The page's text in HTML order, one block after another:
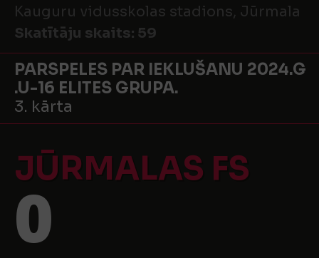
Kauguru vidusskolas stadions, Jūrmala
Skatītāju skaits: 59
PARSPELES PAR IEKLUŠANU 2024.G
.U-16 ELITES GRUPA.
3. kārta
JŪRMALAS FS
0